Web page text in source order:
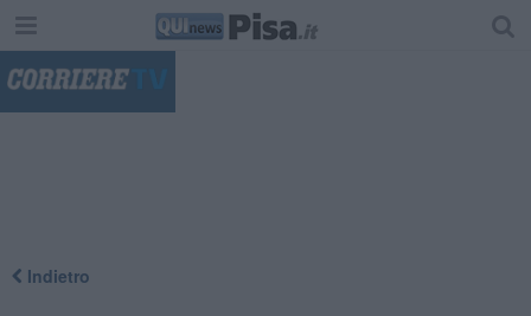
Indietro